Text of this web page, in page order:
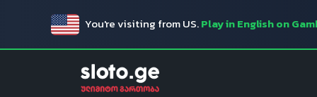
You're visiting from US.Play in English on